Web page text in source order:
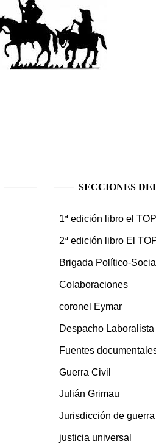
SECCIONES
1ª edición libro el TOP
2ª edición libro El
Brigada Político-Social
Colaboraciones
coronel Eymar
Despacho Laboralista
Fuentes
Guerra Civil
Julián Grimau
Jurisdicción de guerra
justicia universal